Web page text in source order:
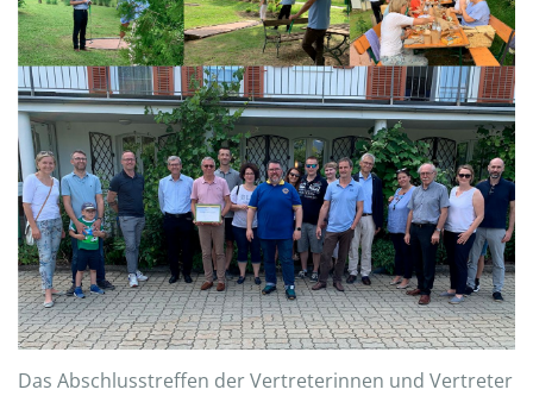
Das Abschlusstreffen der Vertreterinnen und Vertreter